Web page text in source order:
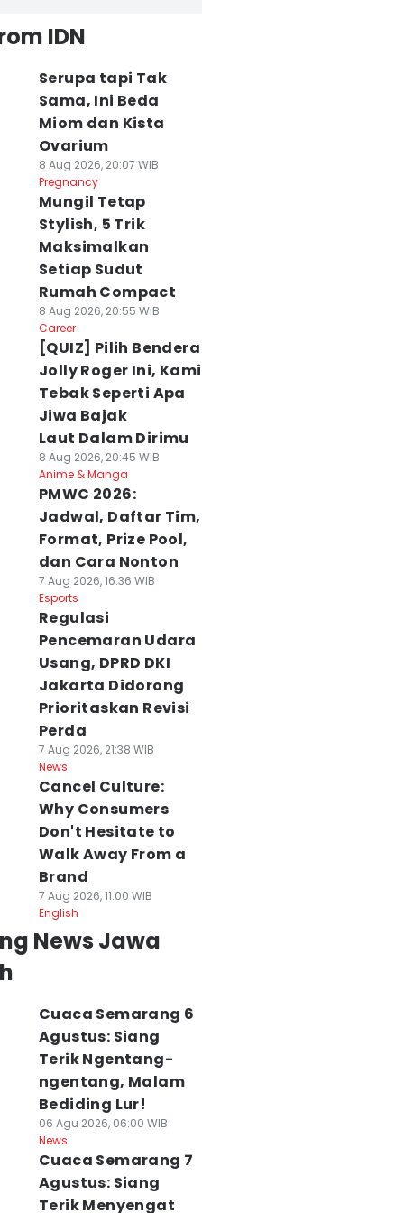
IDN
Serupa tapi Tak
Sama, Ini Beda
Miom dan Kista
Ovarium
8 Aug 2026, 20:07 WIB
Pregnancy
Mungil Tetap
Stylish, 5 Trik
Maksimalkan
Setiap Sudut
Rumah Compact
8 Aug 2026, 20:55 WIB
Career
[QUIZ] Pilih Bendera
Jolly Roger Ini, Kami
Tebak Seperti Apa
Jiwa Bajak
Laut Dalam Dirimu
8 Aug 2026, 20:45 WIB
Anime & Manga
PMWC 2026:
Jadwal, Daftar Tim,
Format, Prize Pool,
dan Cara Nonton
7 Aug 2026, 16:36 WIB
Esports
Regulasi
Pencemaran Udara
Usang, DPRD DKI
Jakarta Didorong
Prioritaskan Revisi
Perda
7 Aug 2026, 21:38 WIB
News
Cancel Culture:
Why Consumers
Don't Hesitate to
Walk Away From a
Brand
7 Aug 2026, 11:00 WIB
English
News Jawa
Cuaca Semarang 6
Agustus: Siang
Terik Ngentang-
ngentang, Malam
Bediding Lur!
06 Agu 2026, 06:00 WIB
News
Cuaca Semarang 7
Agustus: Siang
Terik Menyengat